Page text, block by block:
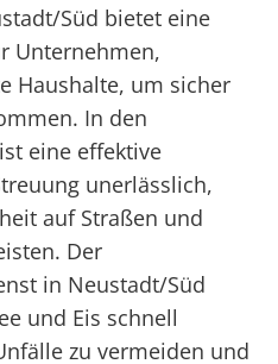
Süd bietet eine
Unternehmen,
Haushalte, um sicher
In den
eine effektive
unerlässlich,
auf Straßen und
Der
in Neustadt/Süd
und Eis schnell
zu vermeiden und